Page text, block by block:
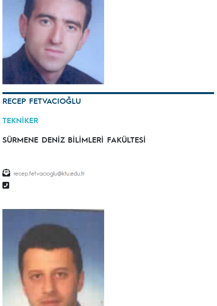
RECEP FETVACIOĞLU
TEKNİKER
SÜRMENE DENİZ BİLİMLERİ FAKÜLTESİ
recep.fetvacioglu